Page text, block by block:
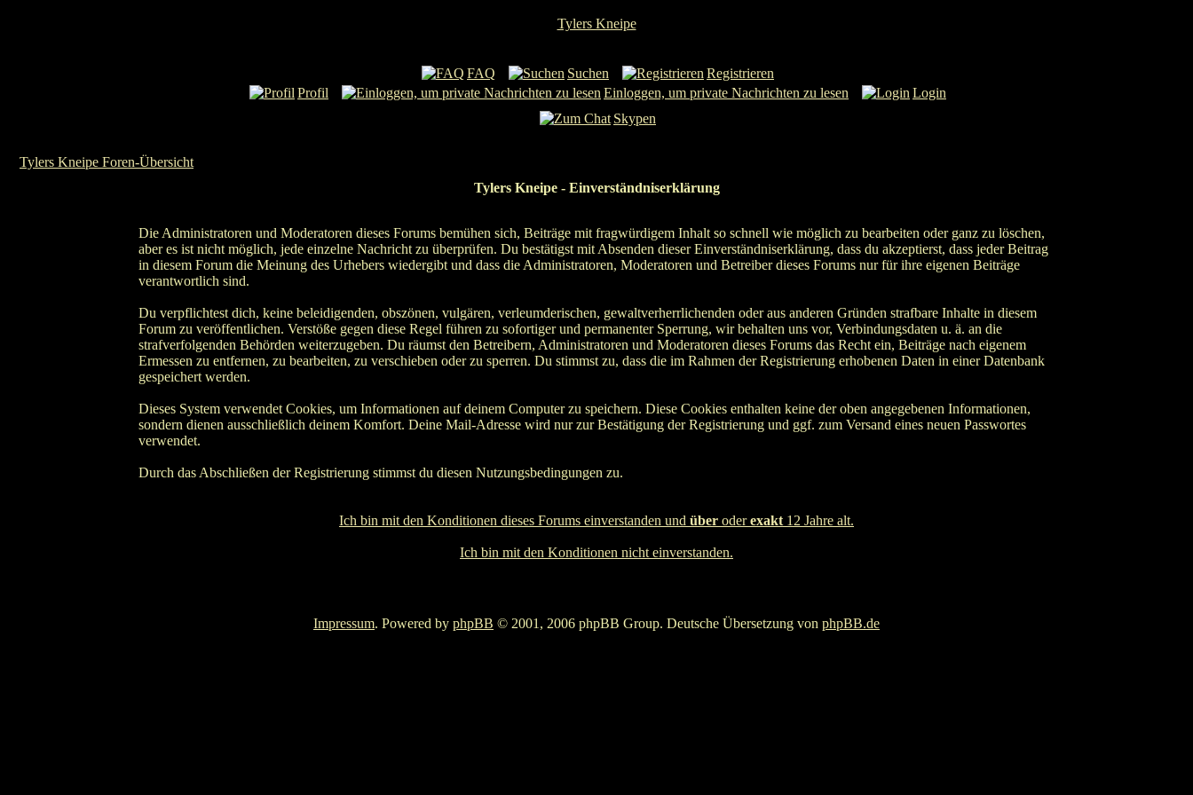
Tylers Kneipe
FAQ Suchen
Registrieren
Profil
Einloggen, um private Nachrichten zu lesen
Login
Skypen
Tylers Kneipe Foren-Übersicht
Tylers Kneipe - Einverständniserklärung
Die Administratoren und Moderatoren dieses Forums bemühen sich, Beiträge mit fragwürdigem Inhalt so schnell wie möglich zu bearbeiten oder ganz zu löschen,
aber es ist nicht möglich, jede einzelne Nachricht zu überprüfen. Du bestätigst mit Absenden dieser Einverständniserklärung, dass du akzeptierst, dass jeder Beitrag
in diesem Forum die Meinung des Urhebers wiedergibt und dass die Administratoren, Moderatoren und Betreiber dieses Forums nur für ihre eigenen Beiträge
verantwortlich sind.
Du verpflichtest dich, keine beleidigenden, obszönen, vulgären, verleumderischen, gewaltverherrlichenden oder aus anderen Gründen strafbare Inhalte in diesem
Forum zu veröffentlichen. Verstöße gegen diese Regel führen zu sofortiger und permanenter Sperrung, wir behalten uns vor, Verbindungsdaten u. ä. an die
strafverfolgenden Behörden weiterzugeben. Du räumst den Betreibern, Administratoren und Moderatoren dieses Forums das Recht ein, Beiträge nach eigenem
Ermessen zu entfernen, zu bearbeiten, zu verschieben oder zu sperren. Du stimmst zu, dass die im Rahmen der Registrierung erhobenen Daten in einer Datenbank
gespeichert werden.
Dieses System verwendet Cookies, um Informationen auf deinem Computer zu speichern. Diese Cookies enthalten keine der oben angegebenen Informationen,
sondern dienen ausschließlich deinem Komfort. Deine Mail-Adresse wird nur zur Bestätigung der Registrierung und ggf. zum Versand eines neuen Passwortes
verwendet.
Durch das Abschließen der Registrierung stimmst du diesen Nutzungsbedingungen zu.
Ich bin mit den Konditionen dieses Forums einverstanden und über oderexakt 12 Jahre alt.
Ich bin mit den Konditionen nicht einverstanden.
Impressum. Powered by phpBB © 2001, 2006 phpBB Group. Deutsche Übersetzung von phpBB.de